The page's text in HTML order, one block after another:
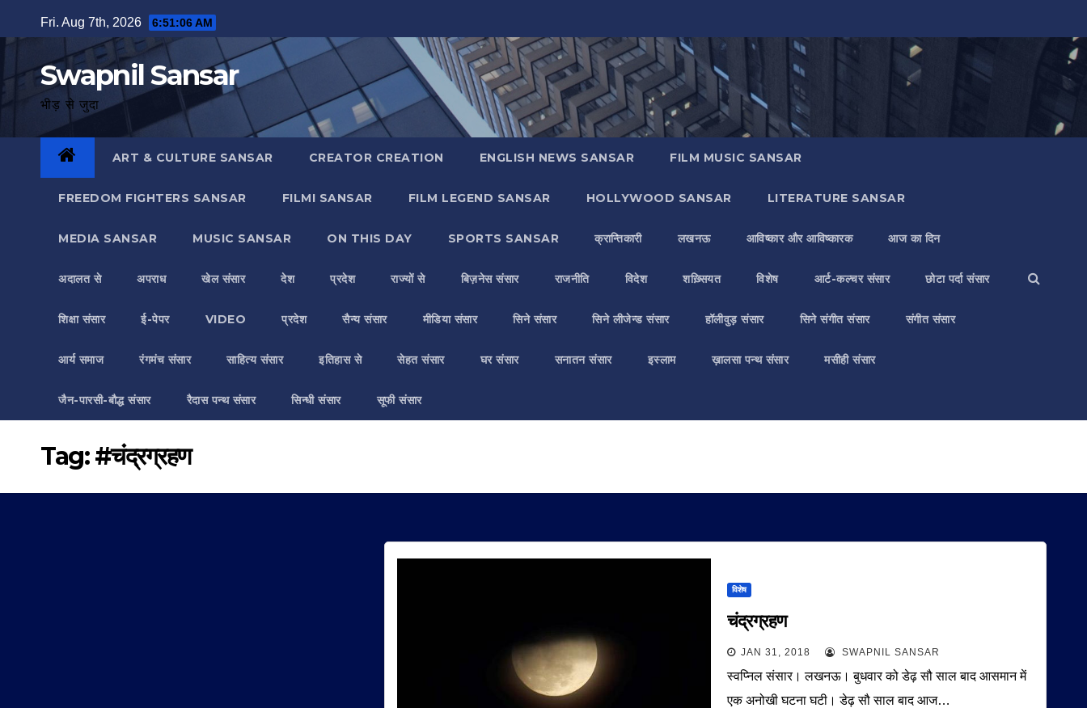
to
Fri. Aug 7th, 2026 6:51:07 AM
Swapnil Sansar
भीड़ से जुदा
ART & CULTURE SANSAR CREATOR CREATION ENGLISH NEWS SANSAR FILM MUSIC SANSAR
FREEDOM FIGHTERS SANSAR FILMI SANSAR FILM LEGEND SANSAR HOLLYWOOD SANSAR LITERATURE SANSAR
MEDIA SANSAR MUSIC SANSAR ON THIS DAY SPORTS SANSAR क्रान्तिकारी लखनऊ आविष्कार और आविष्कारक आज का दिन
अदालत से अपराध खेल संसार देश प्रदेश राज्यों से बिज़नेस संसार राजनीति विदेश शख़्सियत विशेष आर्ट-कल्चर संसार छोटा पर्दा संसार
शिक्षा संसार ई-पेपर VIDEO प्रदेश सैन्य संसार मीडिया संसार सिने संसार सिने लीजेन्ड संसार हॉलीवुड़ संसार सिने संगीत संसार संगीत संसार
आर्य समाज रंगमंच संसार साहित्य संसार इतिहास से सेहत संसार घर संसार सनातन संसार इस्लाम ख़ालसा पन्थ संसार मसीही संसार
जैन-पारसी-बौद्ध संसार रैदास पन्थ संसार सिन्धी संसार सूफी संसार
Tag:#चंद्रग्रहण
विशेष
चंद्रग्रहण
JAN 31, 2018 SWAPNIL SANSAR
स्वप्निल संसार। लखनऊ। बुधवार को डेढ़ सौ साल बाद आसमान में
एक अनोखी घटना घटी। डेढ़ सौ साल बाद आज…